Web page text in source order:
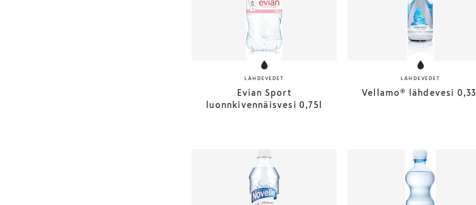
LÄHDEVEDET
Evian Sport
luonnkivennäisvesi 0,75l
LÄHDEVEDET
Vellamo® lähdevesi 0,33l